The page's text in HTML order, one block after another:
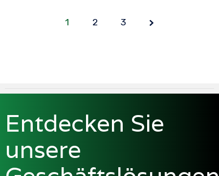
Page
1 2 3
Entdecken Sie
unsere